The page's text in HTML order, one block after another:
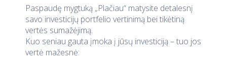
Paspaudę mygtuką „Plačiau“ matysite detalesnį
savo investicijų portfelio vertinimą bei tikėtiną
vertės sumažėjimą.
Kuo seniau gauta įmoka į jūsų investiciją – tuo jos
vertė mažesnė: